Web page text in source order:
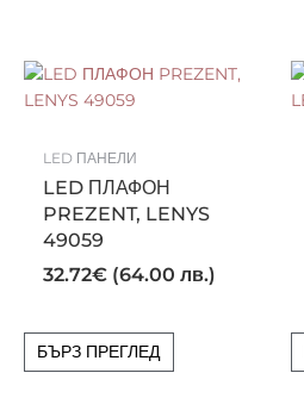
LED ПАНЕЛИ
LED ПЛАФОН
PREZENT, LENYS
49059
32.72€ (64.00 лв.)
БЪРЗ ПРЕГЛЕД